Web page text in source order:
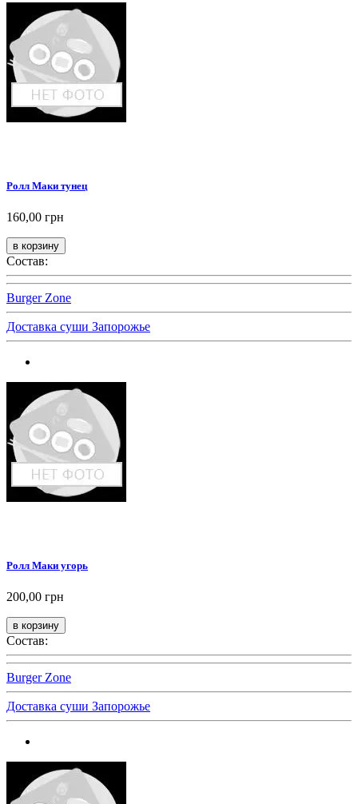
Ролл Маки тунец
160,00 грн
Состав:
Burger Zone
Доставка суши Запорожье
Ролл Маки угорь
200,00 грн
Состав:
Burger Zone
Доставка суши Запорожье